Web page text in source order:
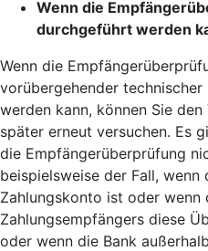
Wenn die
durchgeführt werden
Wenn die
vorübergehender
werden kann, können Sie
später erneut versuchen. Es
die Empfängerüberprüfung
beispielsweise der Fall,
Zahlungskonto ist oder wenn
Zahlungsempfängers diese
oder wenn die Bank